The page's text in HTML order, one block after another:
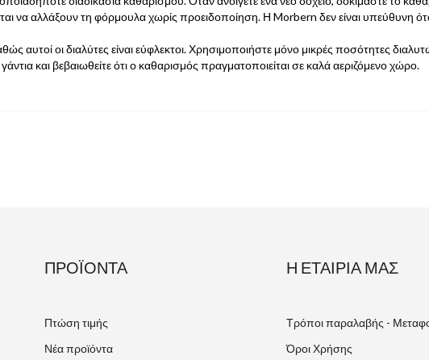
να αλλάξουν τη φόρμουλα χωρίς προειδοποίηση. Η Morbern δεν είναι υπεύθυνη
αυτοί οι διαλύτες είναι εύφλεκτοι. Χρησιμοποιήστε μόνο μικρές ποσότητες
και βεβαιωθείτε ότι ο καθαρισμός πραγματοποιείται σε καλά αεριζόμενο χώρο.
ΠΡΟΪΌΝΤΑ
Πτώση τιμής
Νέα προϊόντα
Η ΕΤΑΙΡΊΑ ΜΑΣ
Τρόποι παραλαβής -
Όροι Χρήσης